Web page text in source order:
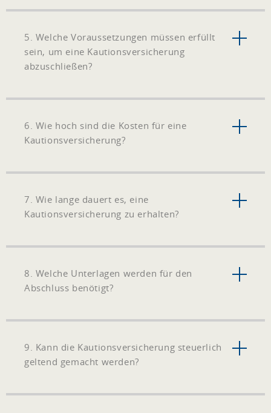
5. Welche Voraussetzungen müssen erfüllt
sein, um eine Kautionsversicherung
abzuschließen?
6. Wie hoch sind die Kosten für eine
Kautionsversicherung?
7. Wie lange dauert es, eine
Kautionsversicherung zu erhalten?
8. Welche Unterlagen werden für den
Abschluss benötigt?
9. Kann die Kautionsversicherung steuerlich
geltend gemacht werden?